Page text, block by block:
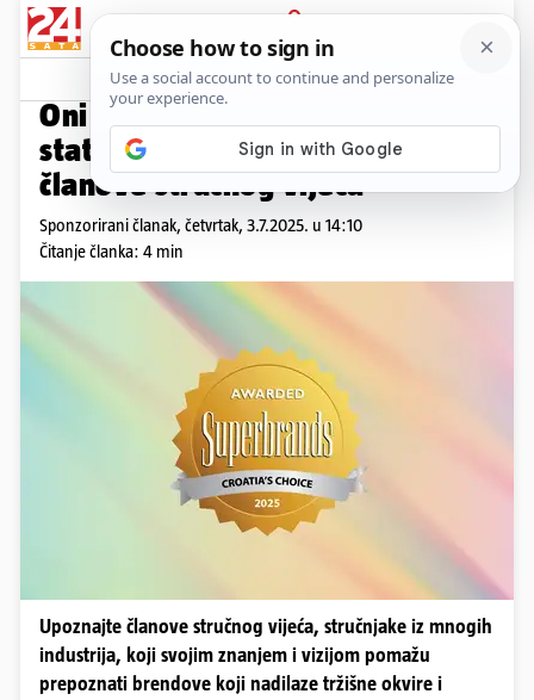
PRIJAVA
Promo sadržaj
Oni odlučuju tko zaslužuje
status Superbranda: Upoznajte
članove stručnog vijeća
Sponzorirani članak, četvrtak, 3.7.2025. u 14:10
Čitanje članka: 4 min
Upoznajte članove stručnog vijeća, stručnjake iz mnogih
industrija, koji svojim znanjem i vizijom pomažu
prepoznati brendove koji nadilaze tržišne okvire i